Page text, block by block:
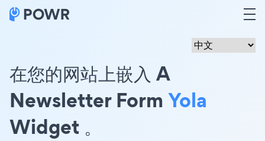
在您的网站上嵌入 A
Newsletter Form Yola
Widget 。